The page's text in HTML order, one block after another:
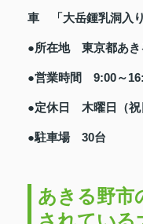
車 「大岳鍾乳洞入
●所在地 東京都あき
●営業時間 9:00～
●定休日 木曜日（祝
●駐車場 30台
あきる野市